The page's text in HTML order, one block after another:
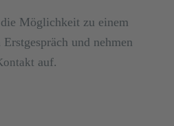
Möglichkeit zu einem
Erstgespräch und nehmen
auf.